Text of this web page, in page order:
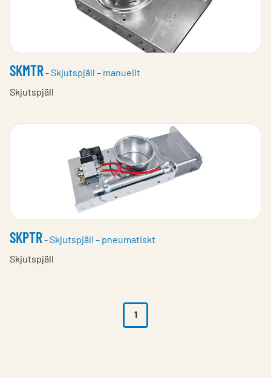
SKMTR- Skjutspjäll – manuellt
Skjutspjäll
SKPTR- Skjutspjäll – pneumatiskt
Skjutspjäll
1